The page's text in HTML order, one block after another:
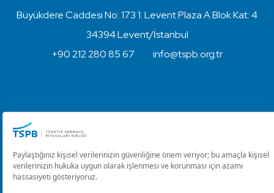
Büyükdere Caddesi No: 173 1. Levent Plaza A Blok Kat: 4
34394 Levent/İstanbul
+90 212 280 85 67
info@tspb.org.tr
Kullanım Koşulları ve Gizlilik
Çerez Ayarlarını Düzenle